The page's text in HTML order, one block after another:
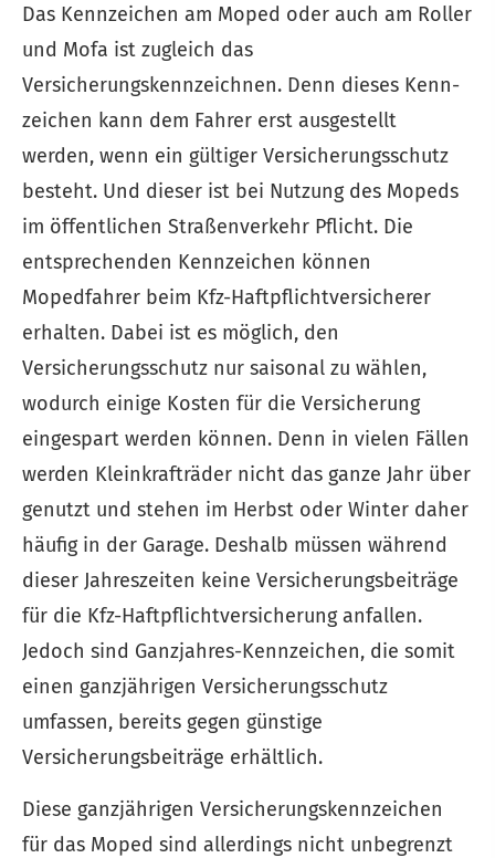
Das Kenn­zeichen am Moped oder auch am Roller
und Mofa ist zugleich das
Versicherungskennzeichnen. Denn dieses Kenn­
zeichen kann dem Fahrer erst ausgestellt
werden, wenn ein gültiger Versicherungsschutz
besteht. Und dieser ist bei Nutzung des Mopeds
im öffentlichen Straßenverkehr Pflicht. Die
entsprechenden Kenn­zeichen können
Mopedfahrer beim Kfz-Haft­pflichtversicherer
erhalten. Dabei ist es möglich, den
Versicherungsschutz nur saisonal zu wählen,
wodurch einige Kosten für die Versicherung
eingespart werden können. Denn in vielen Fällen
werden Kleinkrafträder nicht das ganze Jahr über
genutzt und stehen im Herbst oder Winter daher
häufig in der Garage. Deshalb müssen während
dieser Jahreszeiten keine Versicherungsbeiträge
für die Kfz-Haft­pflichtversicherung anfallen.
Jedoch sind Ganzjahres-Kenn­zeichen, die somit
einen ganzjährigen Versicherungsschutz
umfassen, bereits gegen günstige
Versicherungsbeiträge erhältlich.
Diese ganzjährigen Versicherungskennzeichen
für das Moped sind allerdings nicht unbegrenzt